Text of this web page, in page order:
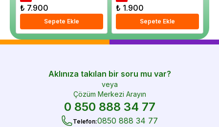
₺ 7.900
Sepete Ekle
₺ 1.900
Sepete Ekle
Aklınıza takılan bir soru mu var?
veya
Çözüm Merkezi Arayın
0 850 888 34 77
Telefon:0850 888 34 77